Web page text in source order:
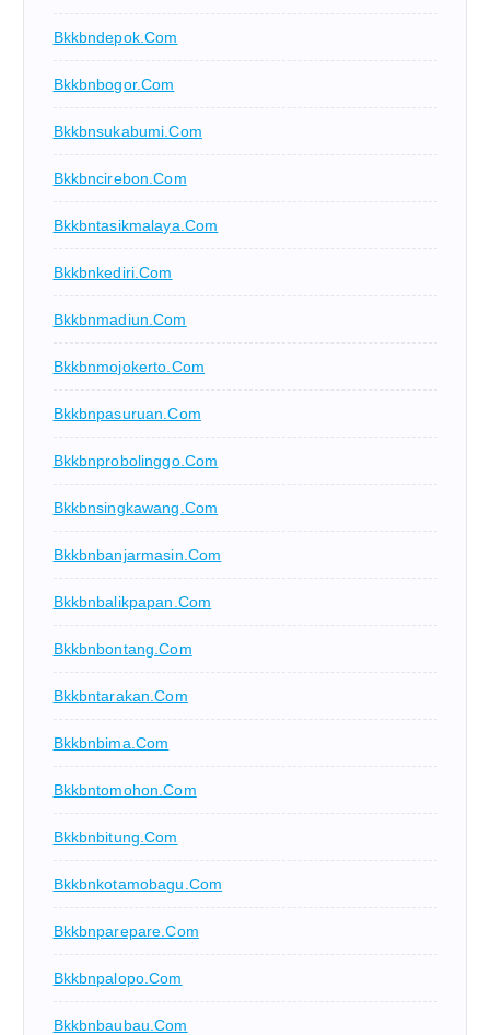
Bkkbndepok.com
Bkkbnbogor.com
Bkkbnsukabumi.com
Bkkbncirebon.com
Bkkbntasikmalaya.com
Bkkbnkediri.com
Bkkbnmadiun.com
Bkkbnmojokerto.com
Bkkbnpasuruan.com
Bkkbnprobolinggo.com
Bkkbnsingkawang.com
Bkkbnbanjarmasin.com
Bkkbnbalikpapan.com
Bkkbnbontang.com
Bkkbntarakan.com
Bkkbnbima.com
Bkkbntomohon.com
Bkkbnbitung.com
Bkkbnkotamobagu.com
Bkkbnparepare.com
Bkkbnpalopo.com
Bkkbnbaubau.com